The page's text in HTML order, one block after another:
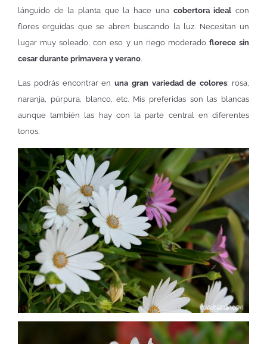
lánguido de la planta que la hace una cobertora idealcon
flores erguidas que se abren buscando la luz. Necesitan un
lugar muy soleado, con eso y un riego moderado florece sin
cesar durante primavera y verano.
Las podrás encontrar enuna gran variedad de colores: rosa,
naranja, púrpura, blanco, etc. Mis preferidas son las blancas
aunque también las hay con la parte central en diferentes
tonos.